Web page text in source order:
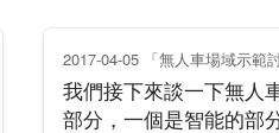
2017-04-05 「無人車場域示範
我們接下來談一下無人
部分，一個是智能的部